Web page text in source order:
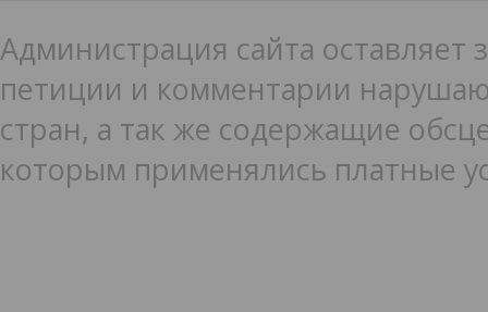
Администрация сайта оставляет
петиции и комментарии
стран, а так же содержащие
которым применялись платные